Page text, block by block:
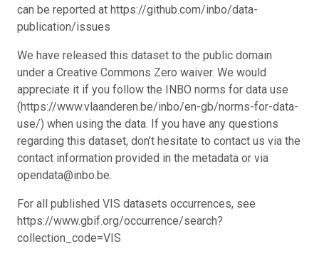
can be reported at https://github.com/inbo/data-
publication/issues
We have released this dataset to the public domain
under a Creative Commons Zero waiver. We would
appreciate it if you follow the INBO norms for data use
(https://www.vlaanderen.be/inbo/en-gb/norms-for-data-
use/) when using the data. If you have any questions
regarding this dataset, don't hesitate to contact us via the
contact information provided in the metadata or via
opendata@inbo.be.
For all published VIS datasets occurrences, see
https://www.gbif.org/occurrence/search?
collection_code=VIS